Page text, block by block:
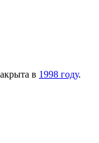
в 1998 году.